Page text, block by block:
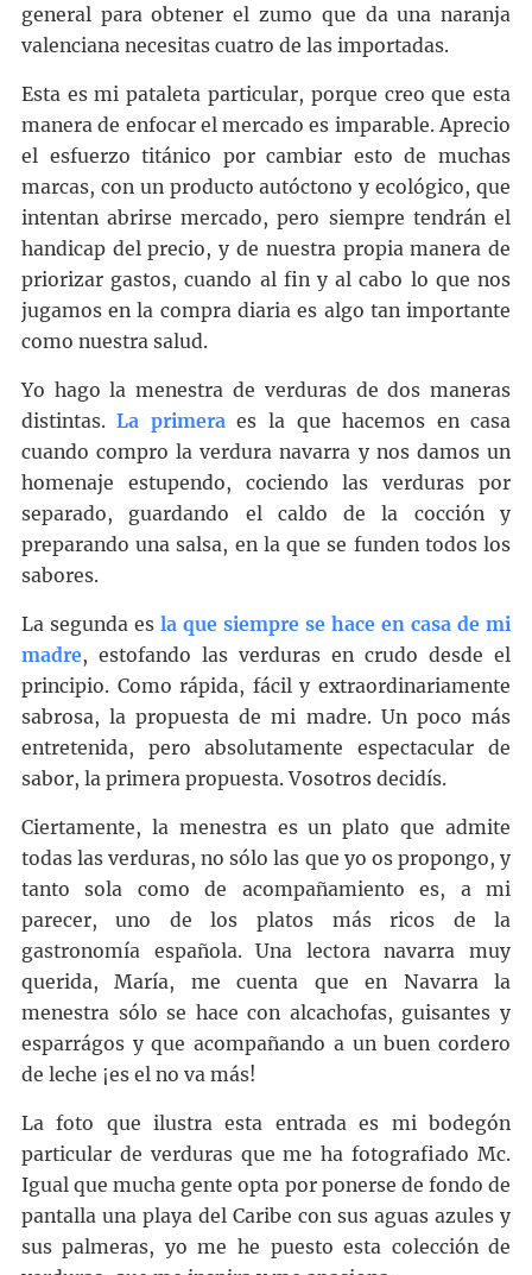
general para obtener el zumo que da una naranja
valenciana necesitas cuatro de las importadas.
Esta es mi pataleta particular, porque creo que esta
manera de enfocar el mercado es imparable. Aprecio
el esfuerzo titánico por cambiar esto de muchas
marcas, con un producto autóctono y ecológico, que
intentan abrirse mercado, pero siempre tendrán el
handicap del precio, y de nuestra propia manera de
priorizar gastos, cuando al fin y al cabo lo que nos
jugamos en la compra diaria es algo tan importante
como nuestra salud.
Yo hago la menestra de verduras de dos maneras
distintas.La primeraes la que hacemos en casa
cuando compro la verdura navarra y nos damos un
homenaje estupendo, cociendo las verduras por
separado, guardando el caldo de la cocción y
preparando una salsa, en la que se funden todos los
sabores.
La segunda es la que siempre se hace en casa de mi
madre, estofando las verduras en crudo desde el
principio. Como rápida, fácil y extraordinariamente
sabrosa, la propuesta de mi madre. Un poco más
entretenida, pero absolutamente espectacular de
sabor, la primera propuesta. Vosotros decidís.
Ciertamente, la menestra es un plato que admite
todas las verduras, no sólo las que yo os propongo, y
tanto sola como de acompañamiento es, a mi
parecer, uno de los platos más ricos de la
gastronomía española. Una lectora navarra muy
querida, María, me cuenta que en Navarra la
menestra sólo se hace con alcachofas, guisantes y
esparrágos y que acompañando a un buen cordero
de leche ¡es el no va más!
La foto que ilustra esta entrada es mi bodegón
particular de verduras que me ha fotografiado Mc.
Igual que mucha gente opta por ponerse de fondo de
pantalla una playa del Caribe con sus aguas azules y
sus palmeras, yo me he puesto esta colección de